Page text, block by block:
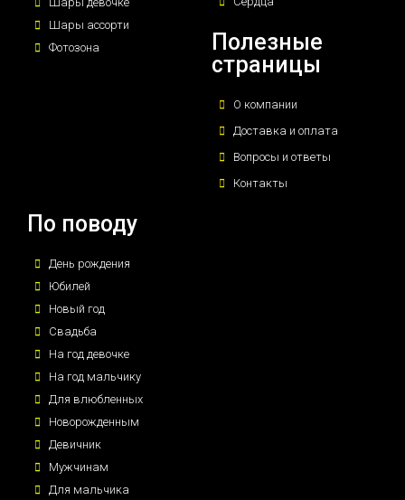
Шары ассорти
Фотозона
Полезные
страницы
О компании
Доставка и оплата
Вопросы и ответы
Контакты
По поводу
День рождения
Юбилей
Новый год
Свадьба
На год девочке
На год мальчику
Для влюбленных
Новорожденным
Девичник
Мужчинам
Для мальчика